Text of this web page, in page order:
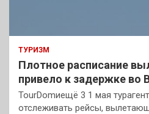
ТУРИЗМ
Плотное расписание
привело к задержке во
TourDomиещё 3 1 мая
отслеживать рейсы,